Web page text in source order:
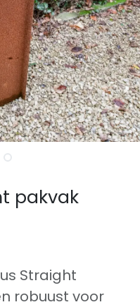
pakvak
Straight
robuust voor